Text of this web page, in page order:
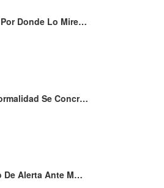
Donde Lo Mire…
Se Concr…
De Alerta Ante M…